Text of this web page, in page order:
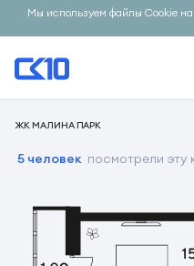
Мы используем файлы Cookie
ЖК МАЛИНА ПАРК
5 человек посмотрели эту